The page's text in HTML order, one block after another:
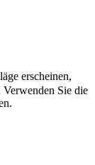
erscheinen,
Verwenden Sie die